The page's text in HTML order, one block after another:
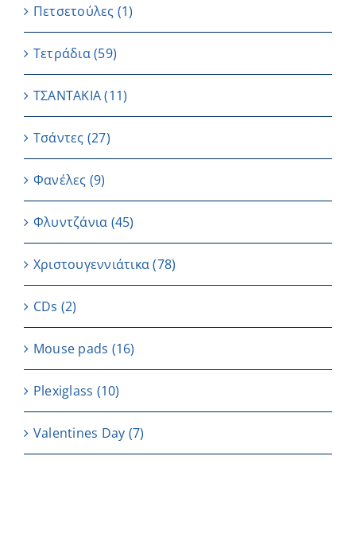
Πετσετούλες (1)
Τετράδια(59)
ΤΣΑΝΤΑΚΙΑ (11)
Τσάντες (27)
Φανέλες (9)
Φλυντζάνια (45)
Χριστουγεννιάτικα(78)
CDs (2)
Μouse pads (16)
Plexiglass (10)
Valentines Day (7)